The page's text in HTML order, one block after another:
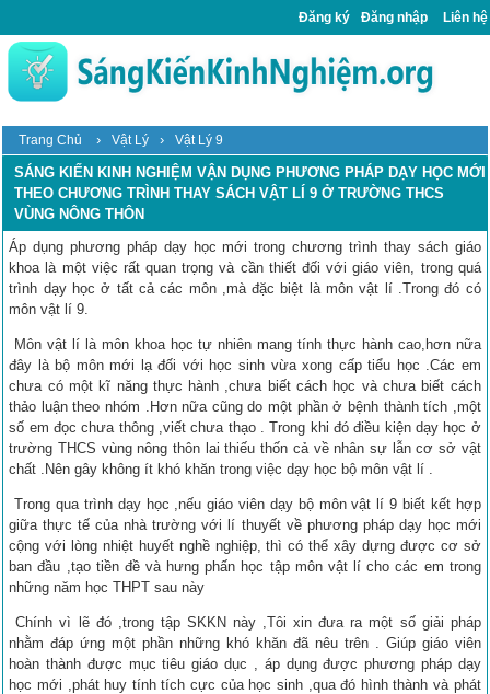
Đăng ký Đăng nhập Liên hệ
Trang Chủ › Vật Lý › Vật Lý 9
SÁNG KIẾN KINH NGHIỆM VẬN DỤNG PHƯƠNG PHÁP DẠY HỌC MỚI
THEO CHƯƠNG TRÌNH THAY SÁCH VẬT LÍ 9 Ở TRƯỜNG THCS
VÙNG NÔNG THÔN
Áp dụng phương pháp dạy học mới trong chương trình thay sách giáo
khoa là một việc rất quan trọng và cần thiết đối với giáo viên, trong quá
trình dạy học ở tất cả các môn ,mà đặc biệt là môn vật lí .Trong đó có
môn vật lí 9.
Môn vật lí là môn khoa học tự nhiên mang tính thực hành cao,hơn nữa
đây là bộ môn mới lạ đối với học sinh vừa xong cấp tiểu học .Các em
chưa có một kĩ năng thực hành ,chưa biết cách học và chưa biết cách
thảo luận theo nhóm .Hơn nữa cũng do một phần ở bệnh thành tích ,một
số em đọc chưa thông ,viết chưa thạo . Trong khi đó điều kiện dạy học ở
trường THCS vùng nông thôn lai thiếu thốn cả về nhân sự lẫn cơ sở vật
chất .Nên gây không ít khó khăn trong việc dạy học bộ môn vật lí .
Trong qua trình dạy học ,nếu giáo viên dạy bộ môn vật lí 9 biết kết hợp
giữa thực tế của nhà trường với lí thuyết về phương pháp dạy học mới
cộng với lòng nhiệt huyết nghề nghiệp, thì có thể xây dựng được cơ sở
ban đầu ,tạo tiền đề và hưng phấn học tập môn vật lí cho các em trong
những năm học THPT sau này
Chính vì lẽ đó ,trong tập SKKN này ,Tôi xin đưa ra một số giải pháp
nhằm đáp ứng một phần những khó khăn đã nêu trên . Giúp giáo viên
hoàn thành được mục tiêu giáo dục , áp dụng được phương pháp dạy
học mới ,phát huy tính tích cực của học sinh ,qua đó hình thành và phát